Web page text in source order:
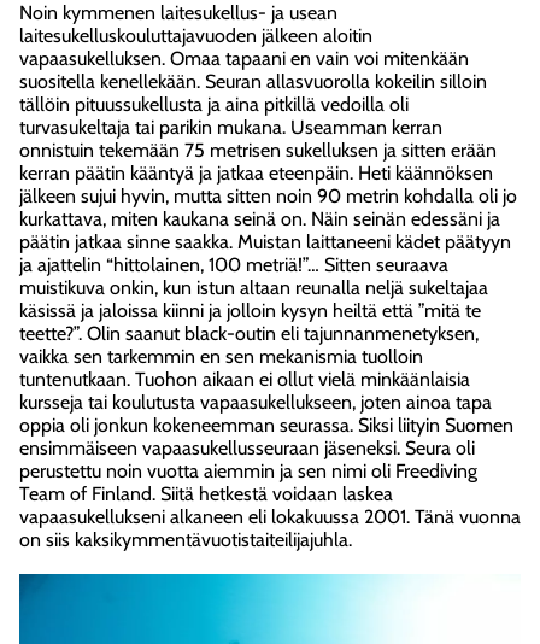
Noin kymmenen laitesukellus- ja usean
laitesukelluskouluttajavuoden jälkeen aloitin
vapaasukelluksen. Omaa tapaani en vain voi mitenkään
suositella kenellekään. Seuran allasvuorolla kokeilin silloin
tällöin pituussukellusta ja aina pitkillä vedoilla oli
turvasukeltaja tai parikin mukana. Useamman kerran
onnistuin tekemään 75 metrisen sukelluksen ja sitten erään
kerran päätin kääntyä ja jatkaa eteenpäin. Heti käännöksen
jälkeen sujui hyvin, mutta sitten noin 90 metrin kohdalla oli jo
kurkattava, miten kaukana seinä on. Näin seinän edessäni ja
päätin jatkaa sinne saakka. Muistan laittaneeni kädet päätyyn
ja ajattelin “hittolainen, 100 metriä!”… Sitten seuraava
muistikuva onkin, kun istun altaan reunalla neljä sukeltajaa
käsissä ja jaloissa kiinni ja jolloin kysyn heiltä että ”mitä te
teette?”. Olin saanut black-outin eli tajunnanmenetyksen,
vaikka sen tarkemmin en sen mekanismia tuolloin
tuntenutkaan. Tuohon aikaan ei ollut vielä minkäänlaisia
kursseja tai koulutusta vapaasukellukseen, joten ainoa tapa
oppia oli jonkun kokeneemman seurassa. Siksi liityin Suomen
ensimmäiseen vapaasukellusseuraan jäseneksi. Seura oli
perustettu noin vuotta aiemmin ja sen nimi oli Freediving
Team of Finland. Siitä hetkestä voidaan laskea
vapaasukellukseni alkaneen eli lokakuussa 2001. Tänä vuonna
on siis kaksikymmentävuotistaiteilijajuhla.